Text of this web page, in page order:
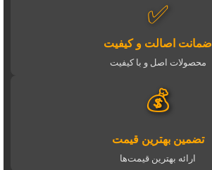
✅
ضمانت اصالت و کیفیت
محصولات اصل و با کیفیت
💰
تضمین بهترین قیمت
ارائه بهترین قیمت‌ها